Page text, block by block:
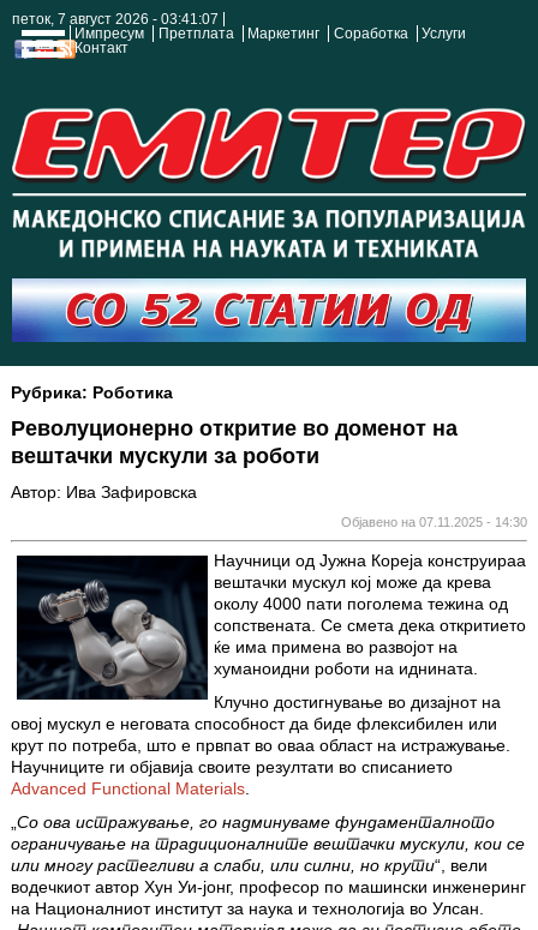
петок, 7 август 2026 - 03:41:08
Импресум
Претплата Маркетинг Соработка
Услуги
Контакт
Рубрика: Роботика
Револуционерно откритие во доменот на
вештачки мускули за роботи
Автор: Ива Зафировска
Објавено на 07.11.2025 - 14:30
Научници од Јужна Кореја конструираа
вештачки мускул кој може да крева
околу 4000 пати поголема тежина од
сопствената. Се смета дека откритието
ќе има примена во развојот на
хуманоидни роботи на иднината.
Клучно достигнување во дизајнот на
овој мускул е неговата способност да биде флексибилен или
крут по потреба, што е првпат во оваа област на истражување.
Научниците ги објавија своите резултати во списанието
Advanced Functional Materials.
Со ова истражување, го надминуваме фундаменталното
ограничување на традиционалните вештачки мускули, кои се
или многу растегливи а слаби, или силни, но крути“, вели
водечкиот автор Хун Уи-јонг, професор по машински инженеринг
на Националниот институт за наука и технологија во Улсан.